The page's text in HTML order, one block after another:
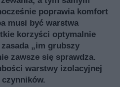
poprawia komfort
musi być warstwa
korzyści optymalnie
„im grubszy
zawsze się sprawdza.
warstwy izolacyjnej